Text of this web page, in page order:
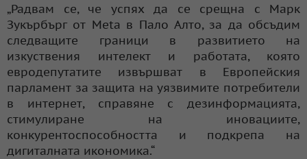
„Радвам се, че успях да се срещна с Марк
Зукърбърг от Meta в Пало Алто, за да обсъдим
следващите граници в развитието на
изкуствения интелект и работата, която
евродепутатите извършват в Европейския
парламент за защита на уязвимите потребители
в интернет, справяне с дезинформацията,
стимулиране на иновациите,
конкурентоспособността и подкрепа на
дигиталната икономика.“